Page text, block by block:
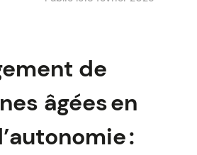
de
âgées en
: